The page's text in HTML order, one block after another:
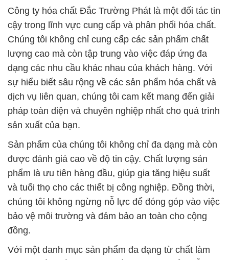
Công ty hóa chất Đắc Trường Phát là một đối tác tin
cậy trong lĩnh vực cung cấp và phân phối hóa chất.
Chúng tôi không chỉ cung cấp các sản phẩm chất
lượng cao mà còn tập trung vào việc đáp ứng đa
dạng các nhu cầu khác nhau của khách hàng. Với
sự hiểu biết sâu rộng về các sản phẩm hóa chất và
dịch vụ liên quan, chúng tôi cam kết mang đến giải
pháp toàn diện và chuyên nghiệp nhất cho quá trình
sản xuất của bạn.
Sản phẩm của chúng tôi không chỉ đa dạng mà còn
được đánh giá cao về độ tin cậy. Chất lượng sản
phẩm là ưu tiên hàng đầu, giúp gia tăng hiệu suất
và tuổi thọ cho các thiết bị công nghiệp. Đồng thời,
chúng tôi không ngừng nỗ lực để đóng góp vào việc
bảo vệ môi trường và đảm bảo an toàn cho cộng
đồng.
Với một danh mục sản phẩm đa dạng từ chất làm